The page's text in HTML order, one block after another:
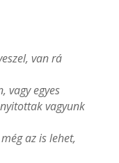
van rá
vagy egyes
vagyunk
az is lehet,